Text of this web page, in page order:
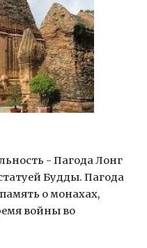
- Пагода Лонг
Будды. Пагода
о монахах,
войны во